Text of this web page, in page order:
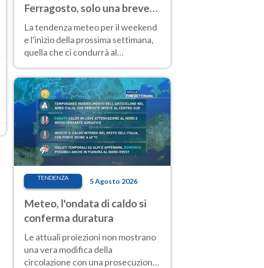
Ferragosto, solo una breve
pausa. Ecco dove
La tendenza meteo per il weekend
e l'inizio della prossima settimana,
quella che ci condurrà al
temperature molto elevate
TENDENZA 5 Agosto 2026
Meteo, l'ondata di caldo si
conferma duratura
Le attuali proiezioni non mostrano
una vera modifica della
circolazione con una prosecuzione